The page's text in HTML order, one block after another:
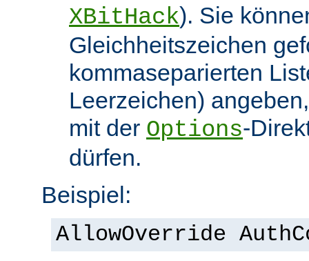
XBitHack). Sie
Gleichheitszeichen
kommaseparierten
Leerzeichen)
mit der Options-
dürfen.
Beispiel:
AllowOverride